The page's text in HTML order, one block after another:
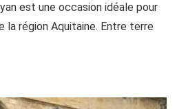
est une occasion idéale pour
la région Aquitaine. Entre terre